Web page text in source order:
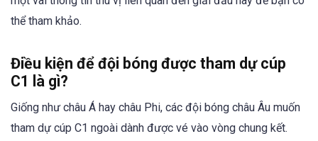
thể tham khảo.
Điều kiện để đội bóng được tham dự cúp
C1 là gì?
Giống như châu Á hay châu Phi, các đội bóng châu Âu muốn
tham dự cúp C1 ngoài dành được vé vào vòng chung kết.